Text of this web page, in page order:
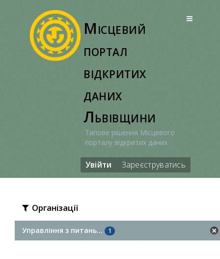
Місцевий
портал
відкритих
даних
Львівщини
Типове рішення Місцевого
порталу відкритих даних
Увійти Зареєструватись
Організації
Управління з питань... 1